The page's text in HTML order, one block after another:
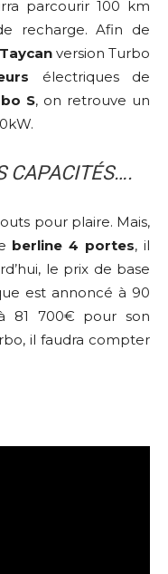
parcourir 100 km
recharge. Afin de
Taycan version Turbo
électriques de
S, on retrouve un
CAPACITÉS….
pour plaire. Mais,
berline 4 portes, il
le prix de base
est annoncé à 90
81 700€ pour son
il faudra compter